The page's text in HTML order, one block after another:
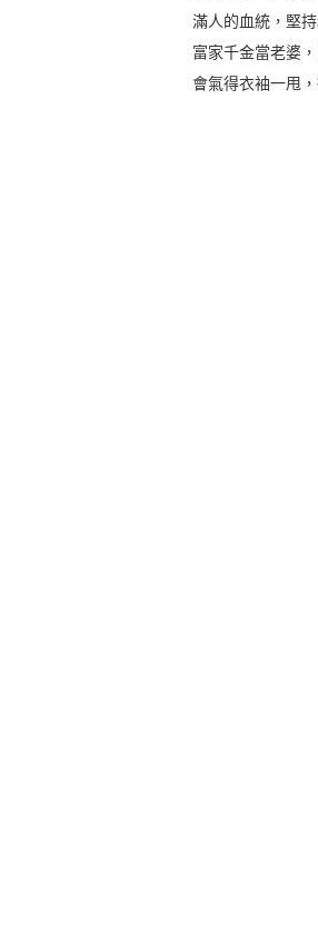
滿人的血統，堅
富家千金當老婆
會氣得衣袖一甩